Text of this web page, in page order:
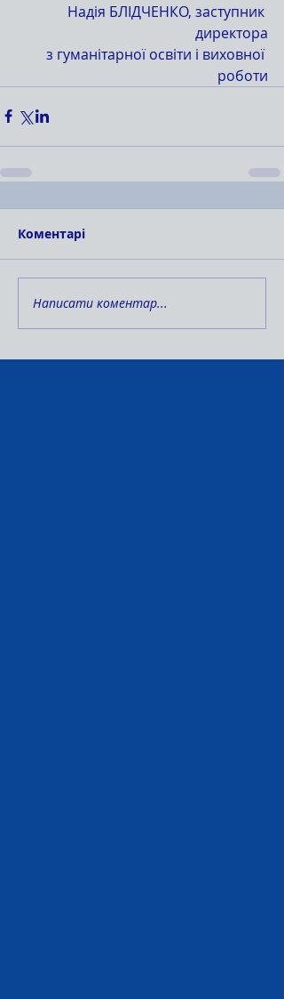
Надія БЛІДЧЕНКО, заступник
директора
з гуманітарної освіти і виховної
роботи
Коментарі
Написати коментар...